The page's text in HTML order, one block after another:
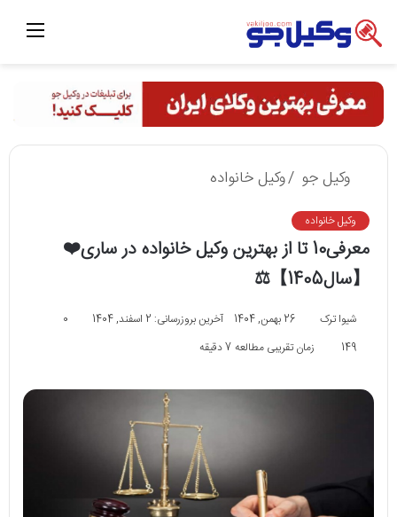
منو
وکیل جو /وکیل خانواده
وکیل خانواده
معرفی10 تا از بهترین وکیل خانواده در ساری❤️
【سال1405】⚖️
شیوا ترک 26 بهمن, 1404 آخرین بروزرسانی: 2 اسفند, 1404
0
149
زمان تقریبی مطالعه 7 دقیقه